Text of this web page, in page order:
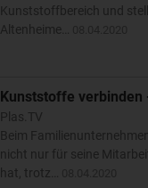
Kunststoffbereich und
Altenheime…
Kunststoffe verbinden
Plas.TV
Beim
nicht nur für seine
hat, trotz…